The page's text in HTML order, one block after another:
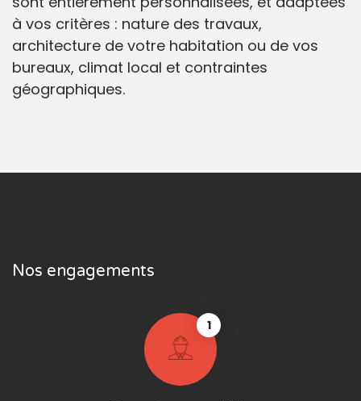
à vos critères : nature des travaux,
architecture de votre habitation ou de vos
bureaux, climat local et contraintes
géographiques.
Nos engagements
1